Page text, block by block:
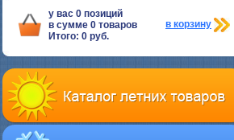
у вас 0 позиций
в сумме 0 товаров
Итого: 0 руб.
в корзину